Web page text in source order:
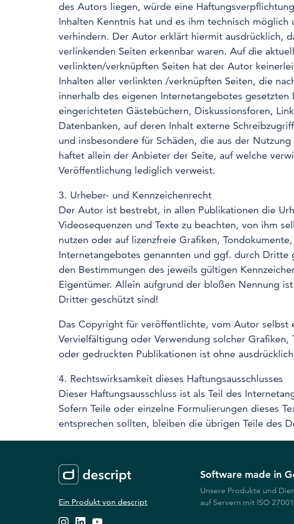
des Autors liegen, würde eine
Inhalten Kenntnis hat und es ihm technisch
verhindern. Der Autor erklärt hiermit ausdrücklich,
verlinkenden Seiten erkennbar waren. Auf die
verlinkten/verknüpften Seiten hat der Autor
Inhalten aller verlinkten /verknüpften Seiten, die
innerhalb des eigenen Internetangebotes
eingerichteten Gästebüchern, Diskussionsforen,
Datenbanken, auf deren Inhalt externe
und insbesondere für Schäden, die aus der
haftet allein der Anbieter der Seite, auf welche
Veröffentlichung lediglich verweist.
3. Urheber- und Kennzeichenrecht
Der Autor ist bestrebt, in allen Publikationen die
Videosequenzen und Texte zu beachten, von ihm
nutzen oder auf lizenzfreie Grafiken,
Internetangebotes genannten und ggf. durch Dritte
den Bestimmungen des jeweils gültigen
Eigentümer. Allein aufgrund der bloßen Nennung
Dritter geschützt sind!
Das Copyright für veröffentlichte, vom Autor
Vervielfältigung oder Verwendung solcher
oder gedruckten Publikationen ist ohne
4. Rechtswirksamkeit dieses Haftungsausschlusses
Dieser Haftungsausschluss ist als Teil des
Sofern Teile oder einzelne Formulierungen dieses
entsprechen sollten, bleiben die übrigen Teile des
Ein Produkt von descript
Software made in
Unsere Produkte und
auf Servern mit ISO